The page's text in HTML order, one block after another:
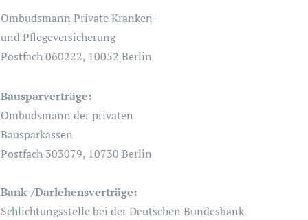
Ombudsmann Private Kranken-
und Pflegeversicherung
Postfach 060222, 10052 Berlin
Bausparverträge:
Ombudsmann der privaten
Bausparkassen
Postfach 303079, 10730 Berlin
Bank-/Darlehensverträge:
Schlichtungsstelle bei der Deutschen Bundesbank